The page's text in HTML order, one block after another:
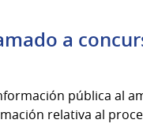
a
pública al
relativa al